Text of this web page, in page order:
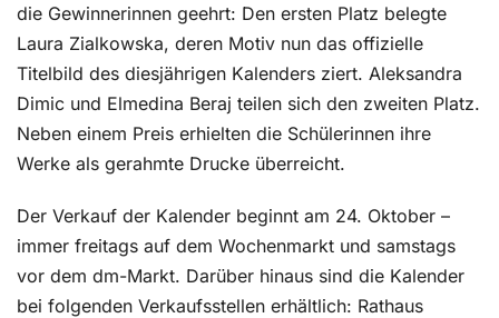
die Gewinnerinnen geehrt: Den ersten Platz belegte
Laura Zialkowska, deren Motiv nun das offizielle
Titelbild des diesjährigen Kalenders ziert. Aleksandra
Dimic und Elmedina Beraj teilen sich den zweiten Platz.
Neben einem Preis erhielten die Schülerinnen ihre
Werke als gerahmte Drucke überreicht.
Der Verkauf der Kalender beginnt am 24. Oktober –
immer freitags auf dem Wochenmarkt und samstags
vor dem dm-Markt. Darüber hinaus sind die Kalender
bei folgenden Verkaufsstellen erhältlich: Rathaus